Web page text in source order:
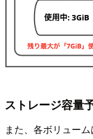
ストレージ容量
また、各ボリュー